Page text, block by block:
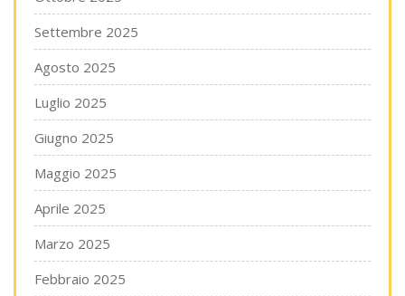
Settembre 2025
Agosto 2025
Luglio 2025
Giugno 2025
Maggio 2025
Aprile 2025
Marzo 2025
Febbraio 2025